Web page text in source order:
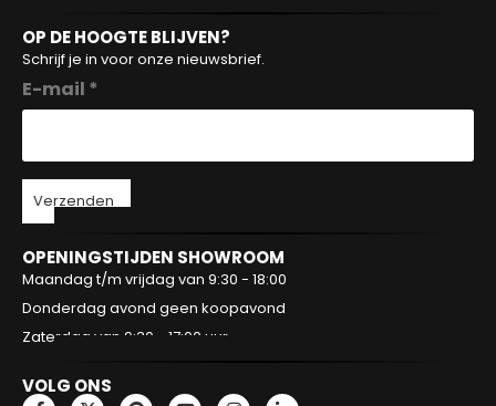
OP DE HOOGTE BLIJVEN?
Schrijf je in voor onze nieuwsbrief.
E-mail *
Verzenden
OPENINGSTIJDEN SHOWROOM
Maandag t/m vrijdag van 9:30 - 18:00
Donderdag avond geen koopavond
Zaterdag van 9:30 - 17:00 uur
VOLG ONS